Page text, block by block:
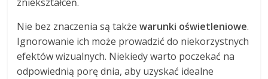
Nie bez znaczenia są takżewarunki oświetleniowe.
Ignorowanie ich może prowadzić do niekorzystnych
efektów wizualnych. Niekiedy warto poczekać na
odpowiednią porę dnia, aby uzyskać idealne